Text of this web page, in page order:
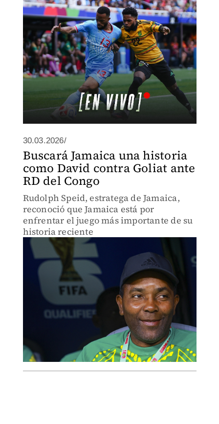
30.03.2026/
Buscará Jamaica una historia
como David contra Goliat ante
RD del Congo
Rudolph Speid, estratega de Jamaica,
reconoció que Jamaica está por
enfrentar el juego más importante de su
historia reciente